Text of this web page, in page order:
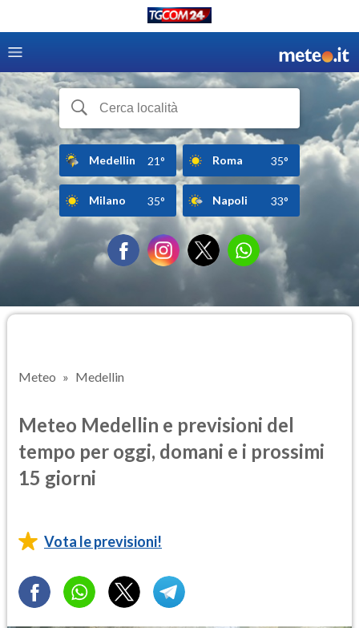
Medellin 21° Roma 35°
Milano 35° Napoli 33°
Meteo Medellin
Meteo Medellin e previsioni del
tempo per oggi, domani e i prossimi
15 giorni
Vota le previsioni!